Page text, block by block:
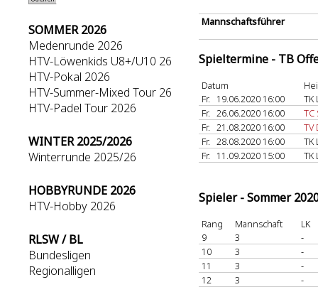
SOMMER 2026
Medenrunde 2026
HTV-Löwenkids U8+/U10 26
HTV-Pokal 2026
HTV-Summer-Mixed Tour 26
HTV-Padel Tour 2026
WINTER 2025/2026
Winterrunde 2025/26
HOBBYRUNDE 2026
HTV-Hobby 2026
RLSW / BL
Bundesligen
Regionalligen
Mannschaftsführer
Spieltermine - TB
Datum
Fr.
19.06.2020 16:00
TK
Fr. 26.06.2020 16:00
TC
Fr. 21.08.2020 16:00
TV
Fr. 28.08.2020 16:00
TK
Fr.
11.09.2020 15:00 TK
Spieler - Sommer
Rang Mannschaft
LK
9
3
-
10
3
-
11
3
-
12
3
-